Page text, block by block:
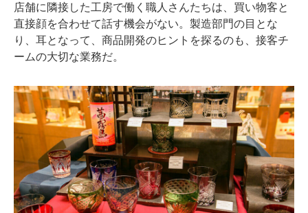
店舗に隣接した工房で働く職人さんたちは、買い物客と
直接顔を合わせて話す機会がない。製造部門の目とな
り、耳となって、商品開発のヒントを探るのも、接客チ
ームの大切な業務だ。